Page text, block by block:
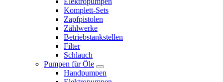
Komplett-Sets
Zapfpistolen
Zählwerke
Betriebstankstellen
Filter
Schlauch
Pumpen für Öle
Handpumpen